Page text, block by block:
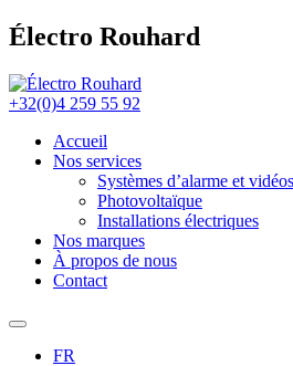
Électro Rouhard
+32(0)4 259 55 92
Accueil
Nos services
Systèmes d’alarme et
Photovoltaïque
Installations électriques
Nos marques
À propos de nous
Contact
FR